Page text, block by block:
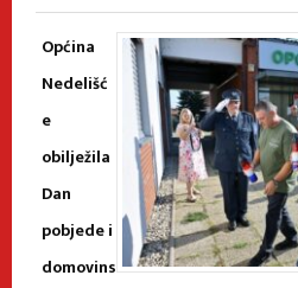
Općina
Nedelišć
e
obilježila
Dan
pobjede i
domovins